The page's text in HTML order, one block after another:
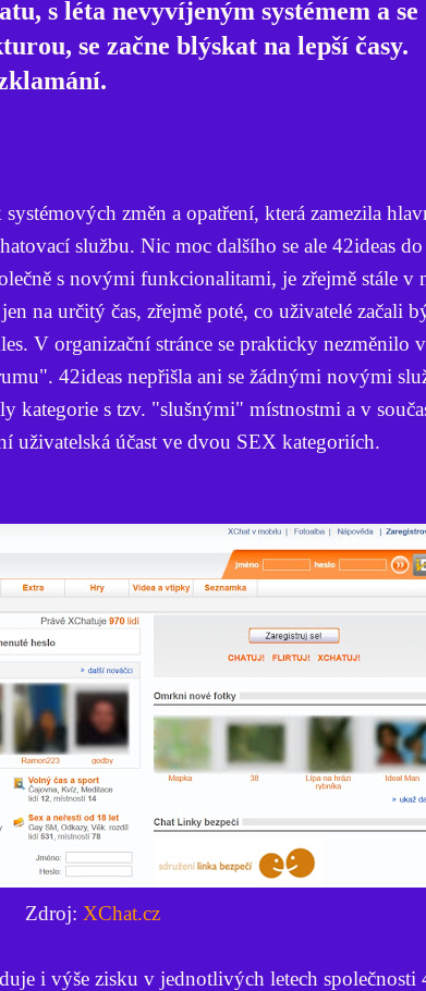
s léta nevyvíjeným systémem a se
se začne blýskat na lepší časy.
změn a opatření, která zamezila
službu. Nic moc dalšího se ale 42ideas
s novými funkcionalitami, je zřejmě stále v
na určitý čas, zřejmě poté, co uživatelé začali
V organizační stránce se prakticky nezměnilo
42ideas nepřišla ani se žádnými novými
kategorie s tzv. "slušnými" místnostmi a v
uživatelská účast ve dvou SEX kategoriích.
Zdroj: XChat.cz
i výše zisku v jednotlivých letech společnosti